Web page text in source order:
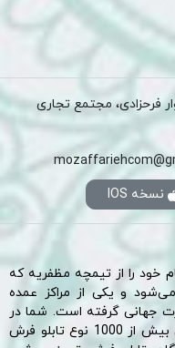
فرحزادی، مجتمع تجاری
نسخه IOS
خود را از تیمچه مظفریه که
و یکی از مراکز عمده
جهانی گرفته است. شما در
فروشگاه آنلاین مظفریه میتوانید از بین بیش از 1000 نوع تابلو فرش